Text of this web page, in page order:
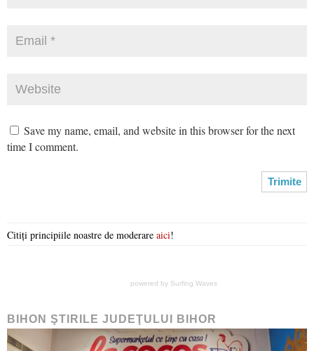
Save my name, email, and website in this browser for the next
time I comment.
Citiți principiile noastre de moderare aici!
powered by Surfing Waves
BIHON ŞTIRILE JUDEŢULUI BIHOR